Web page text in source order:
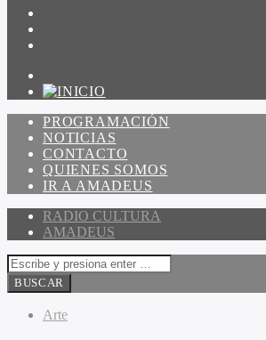
PROGRAMACIÓN
NOTICIAS
CONTACTO
QUIENES SOMOS
IR A AMADEUS
RADIO CULTURA
AMADEUS
Arte